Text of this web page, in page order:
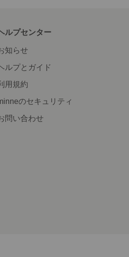
ルプセンター
知らせ
ルプとガイド
用規約
のセキュリティ
問い合わせ